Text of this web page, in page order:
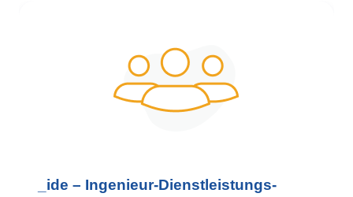
_ide – Ingenieur-Dienstleistungs-